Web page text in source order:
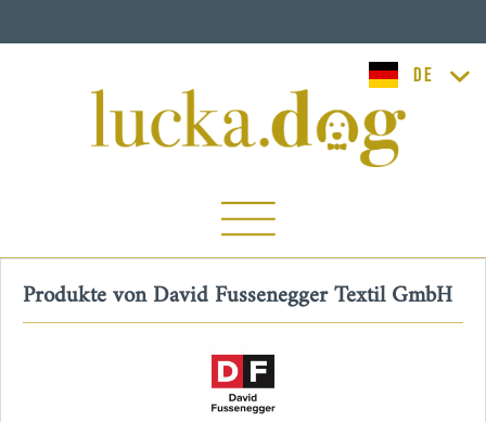
lucka.dog
Produkte von David Fussenegger Textil GmbH